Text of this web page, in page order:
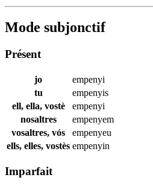
Mode subjonctif
Présent
jo
empenyi
tu
empenyis
ell, ella, vostè
empenyi
nosaltres
empenyem
vosaltres, vós
empenyeu
ells, elles, vostès empenyin
Imparfait